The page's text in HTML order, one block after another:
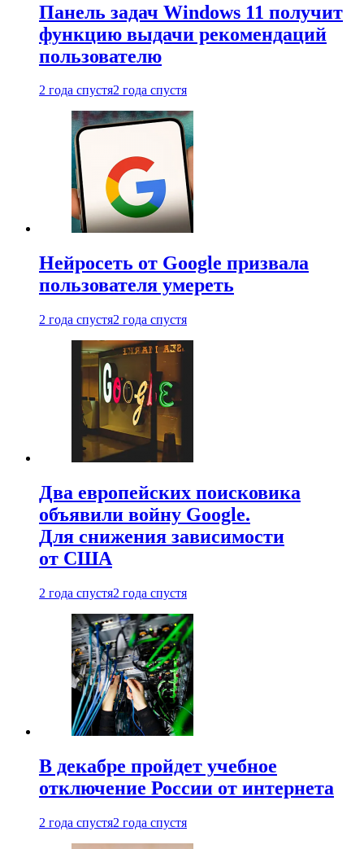
Панель задач Windows 11 получит
функцию выдачи рекомендаций
пользователю
2 года спустя2 года спустя
Нейросеть от Google призвала
пользователя умереть
2 года спустя2 года спустя
Два европейских поисковика
объявили войну Google.
Для снижения зависимости
от США
2 года спустя2 года спустя
В декабре пройдет учебное
отключение России от интернета
2 года спустя2 года спустя